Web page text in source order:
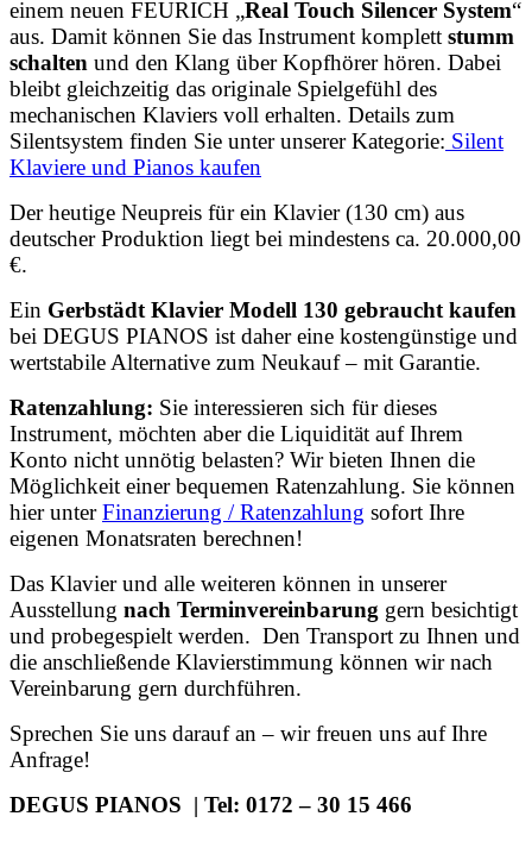
einem neuen FEURICH „Real Touch Silencer System“
aus. Damit können Sie das Instrument komplett stumm
schalten und den Klang über Kopfhörer hören. Dabei
bleibt gleichzeitig das originale Spielgefühl des
mechanischen Klaviers voll erhalten. Details zum
Silentsystem finden Sie unter unserer Kategorie: Silent
Klaviere und Pianos kaufen
Der heutige Neupreis für ein Klavier (130 cm) aus
deutscher Produktion liegt bei mindestens ca. 20.000,00
€.
Ein Gerbstädt Klavier Modell 130 gebraucht kaufen
bei DEGUS PIANOS ist daher eine kostengünstige und
wertstabile Alternative zum Neukauf – mit Garantie.
Ratenzahlung: Sie interessieren sich für dieses
Instrument, möchten aber die Liquidität auf Ihrem
Konto nicht unnötig belasten? Wir bieten Ihnen die
Möglichkeit einer bequemen Ratenzahlung. Sie können
hier unterFinanzierung / Ratenzahlung sofort Ihre
eigenen Monatsraten berechnen!
Das Klavier und alle weiteren können in unserer
Ausstellung nach Terminvereinbarung gern besichtigt
und probegespielt werden. Den Transport zu Ihnen und
die anschließende Klavierstimmung können wir nach
Vereinbarung gern durchführen.
Sprechen Sie uns darauf an – wir freuen uns auf Ihre
Anfrage!
DEGUS PIANOS | Tel: 0172 – 30 15 466